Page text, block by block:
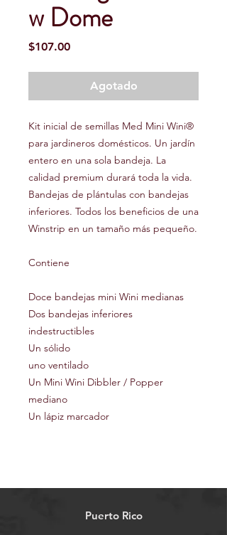
w Dome
$107.00Precio
Agotado
Kit inicial de semillas Med Mini Wini®
para jardineros domésticos. Un jardín
entero en una sola bandeja. La
calidad premium durará toda la vida.
Bandejas de plántulas con bandejas
inferiores. Todos los beneficios de una
Winstrip en un tamaño más pequeño.
Contiene
Doce bandejas mini Wini medianas
Dos bandejas inferiores
indestructibles
Un sólido
uno ventilado
Un Mini Wini Dibbler / Popper
mediano
Un lápiz marcador
Puerto Rico